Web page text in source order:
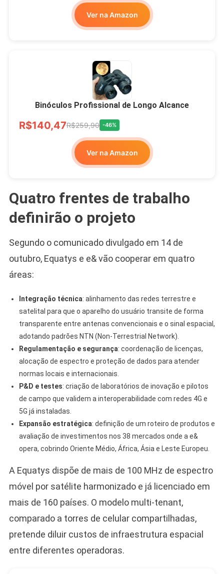
Ver na Amazon
Binóculos Profissional de Longo Alcance
R$140,47R$259,90 -46%
Ver na Amazon
Quatro frentes de trabalho
definirão o projeto
Segundo o comunicado divulgado em 14 de
outubro, Equatys e e& vão cooperar em quatro
áreas:
Integração técnica: alinhamento das redes terrestre e
satelital para que o aparelho do usuário transite de forma
transparente entre antenas convencionais e o sinal espacial,
adotando padrões NTN (Non-Terrestrial Network).
Regulamentação e segurança: coordenação de licenças,
alocação de espectro e proteção de dados para atender
normas locais e internacionais.
P&D e testes: criação de laboratórios de inovação e pilotos
de campo que validem a interoperabilidade com redes 4G e
5G já instaladas.
Expansão estratégica: definição de um roteiro de produtos e
avaliação de investimentos nos 38 mercados onde a e&
opera, cobrindo Oriente Médio, África, Ásia e Leste Europeu.
A Equatys dispõe de mais de 100 MHz de espectro
móvel por satélite harmonizado e já licenciado em
mais de 160 países. O modelo multi-tenant,
comparado a torres de celular compartilhadas,
pretende diluir custos de infraestrutura espacial
entre diferentes operadoras.